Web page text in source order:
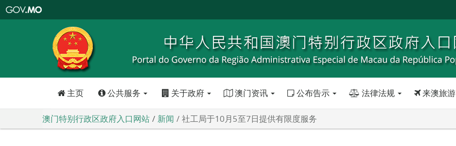
特
政
区
政
口
主页 公共服务 关于政府 澳门资讯 公布告示 法律法规 来澳旅游
澳门特别行政区政府入口网站 新闻 社工局于10月5至7日提供有限度服务